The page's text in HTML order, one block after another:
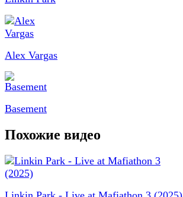
Alex Vargas
Basement
Похожие видео